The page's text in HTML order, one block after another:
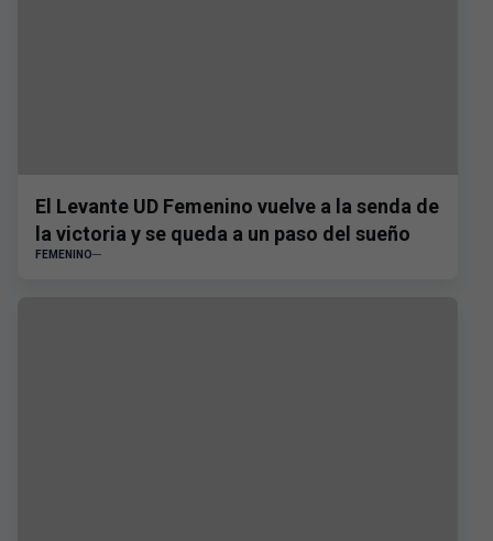
El Levante UD Femenino vuelve a la senda de
la victoria y se queda a un paso del sueño
FEMENINO